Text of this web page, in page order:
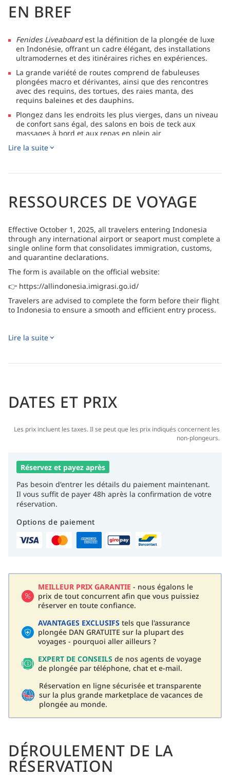
EN BREF
Fenides Liveaboardest la définition de la plongée de luxe
en Indonésie, offrant un cadre élégant, des installations
ultramodernes et des itinéraires riches en expériences.
La grande variété de routes comprend de fabuleuses
plongées macro et dérivantes, ainsi que des rencontres
avec des requins, des tortues, des raies manta, des
requins baleines et des dauphins.
Plongez dans les endroits les plus vierges, dans un niveau
de confort sans égal, des salons en bois de teck aux
massages à bord et aux repas en plein air
Entre les plongées, vous pouvez surfer, faire du kayak et du
soleil se coucher et les étoiles sortir de l'océan
Lire la suite
RESSOURCES DE VOYAGE
Effective October 1, 2025, all travelers entering Indonesia
through any international airport or seaport must complete a
single online form that consolidates immigration, customs,
and quarantine declarations.
The form is available on the official website:
👉 https://allindonesia.imigrasi.go.id/
Travelers are advised to complete the form before their flight
to Indonesia to ensure a smooth and efficient entry process.
Lire la suite
DATES ET PRIX
Les prix incluent les taxes. Il se peut que les prix indiqués concernent les
non-plongeurs.
Réservez et payez après
Pas besoin d'entrer les détails du paiement maintenant.
Il vous suffit de payer 48h après la confirmation de votre
réservation.
Options de paiement
MEILLEUR PRIX GARANTIE - nous égalons le
prix de tout concurrent afin que vous puissiez
réserver en toute confiance.
AVANTAGES EXCLUSIFS tels que l'assurance
plongée DAN GRATUITE sur la plupart des
voyages - pourquoi aller ailleurs ?
EXPERT DE CONSEILS de nos agents de voyage
de plongée par téléphone, chat et e-mail.
Réservation en ligne sécurisée et transparente
sur la plus grande marketplace de vacances de
plongée au monde.
DÉROULEMENT DE LA
RÉSERVATION